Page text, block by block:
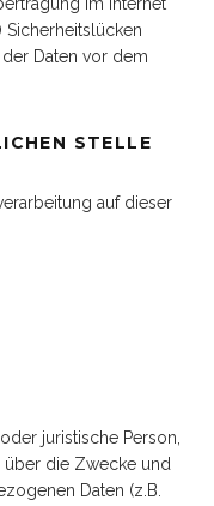
Sicherheitslücken
Daten vor dem
STELLE
auf dieser
juristische Person,
die Zwecke und
Daten (z.B.